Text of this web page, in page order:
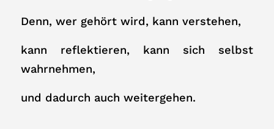
Denn, wer gehört wird, kann verstehen,
kann reflektieren, kann sich selbst
wahrnehmen,
und dadurch auch weitergehen.